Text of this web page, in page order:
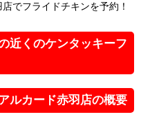
でフライドチキンを予約！
近くのケンタッキーフ
ルカード赤羽店の概要